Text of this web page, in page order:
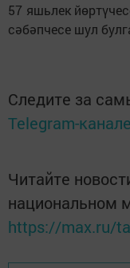
57 яшьлек
сәбәпчесе шул
Следите за
Telegram-канале
Читайте
национальном
https://max.ru/